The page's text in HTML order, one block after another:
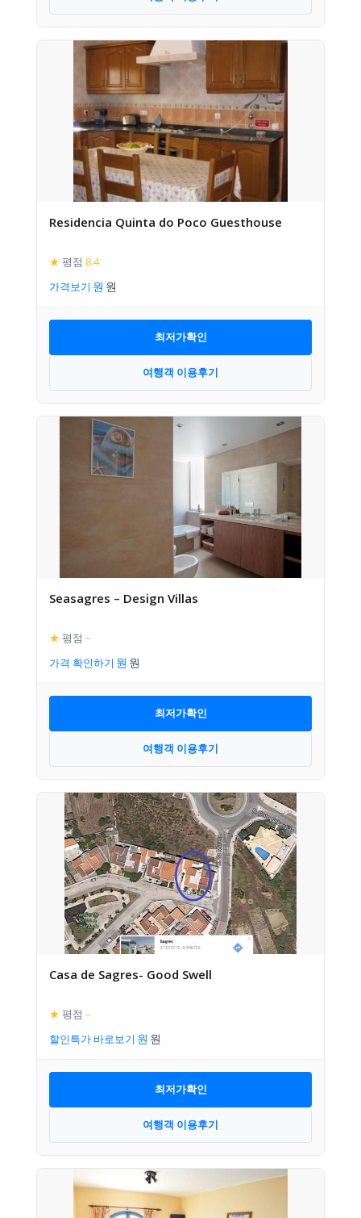
Residencia Quinta do Poco Guesthouse
★ 평점 8.4
가격보기
최저가확인
여행객 이용후기
Seasagres – Design Villas
★ 평점 –
가격 확인하기
최저가확인
여행객 이용후기
Casa de Sagres- Good Swell
★ 평점 –
할인특가 바로보기
최저가확인
여행객 이용후기